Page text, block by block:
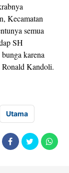
Kecamatan
semua
SH
karena
Ronald Kandoli.
Utama